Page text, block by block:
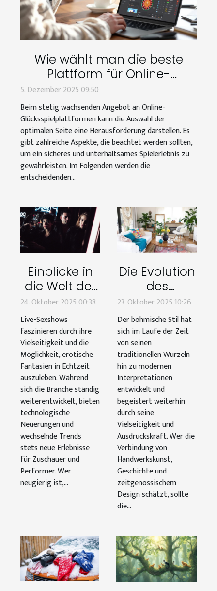
Wie wählt man die beste
Plattform für Online-
Glücksspiele aus?
5. Dezember 2025 09:50
Beim stetig wachsenden Angebot an Online-
Glücksspielplattformen kann die Auswahl der
optimalen Seite eine Herausforderung darstellen. Es
gibt zahlreiche Aspekte, die beachtet werden sollten,
um ein sicheres und unterhaltsames Spielerlebnis zu
gewährleisten. Im Folgenden werden die
entscheidenden...
Einblicke in
die Welt der
Live-
Sexshows:
Trends und
Tipps
24. Oktober 2025 00:38
Live-Sexshows
faszinieren durch ihre
Vielseitigkeit und die
Möglichkeit, erotische
Fantasien in Echtzeit
auszuleben. Während
sich die Branche ständig
weiterentwickelt, bieten
technologische
Neuerungen und
wechselnde Trends
stets neue Erlebnisse
für Zuschauer und
Performer. Wer
neugierig ist,...
Die Evolution
des
böhmischen
Stils: Von
traditionell
bis modern
23. Oktober 2025 10:26
Der böhmische Stil hat
sich im Laufe der Zeit
von seinen
traditionellen Wurzeln
hin zu modernen
Interpretationen
entwickelt und
begeistert weiterhin
durch seine
Vielseitigkeit und
Ausdruckskraft. Wer die
Verbindung von
Handwerkskunst,
Geschichte und
zeitgenössischem
Design schätzt, sollte
die...